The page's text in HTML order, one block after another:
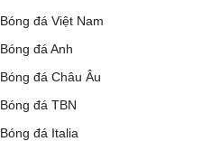
Bóng đá Việt Nam
Bóng đá Anh
Bóng đá Châu Âu
Bóng đá TBN
Bóng đá Italia